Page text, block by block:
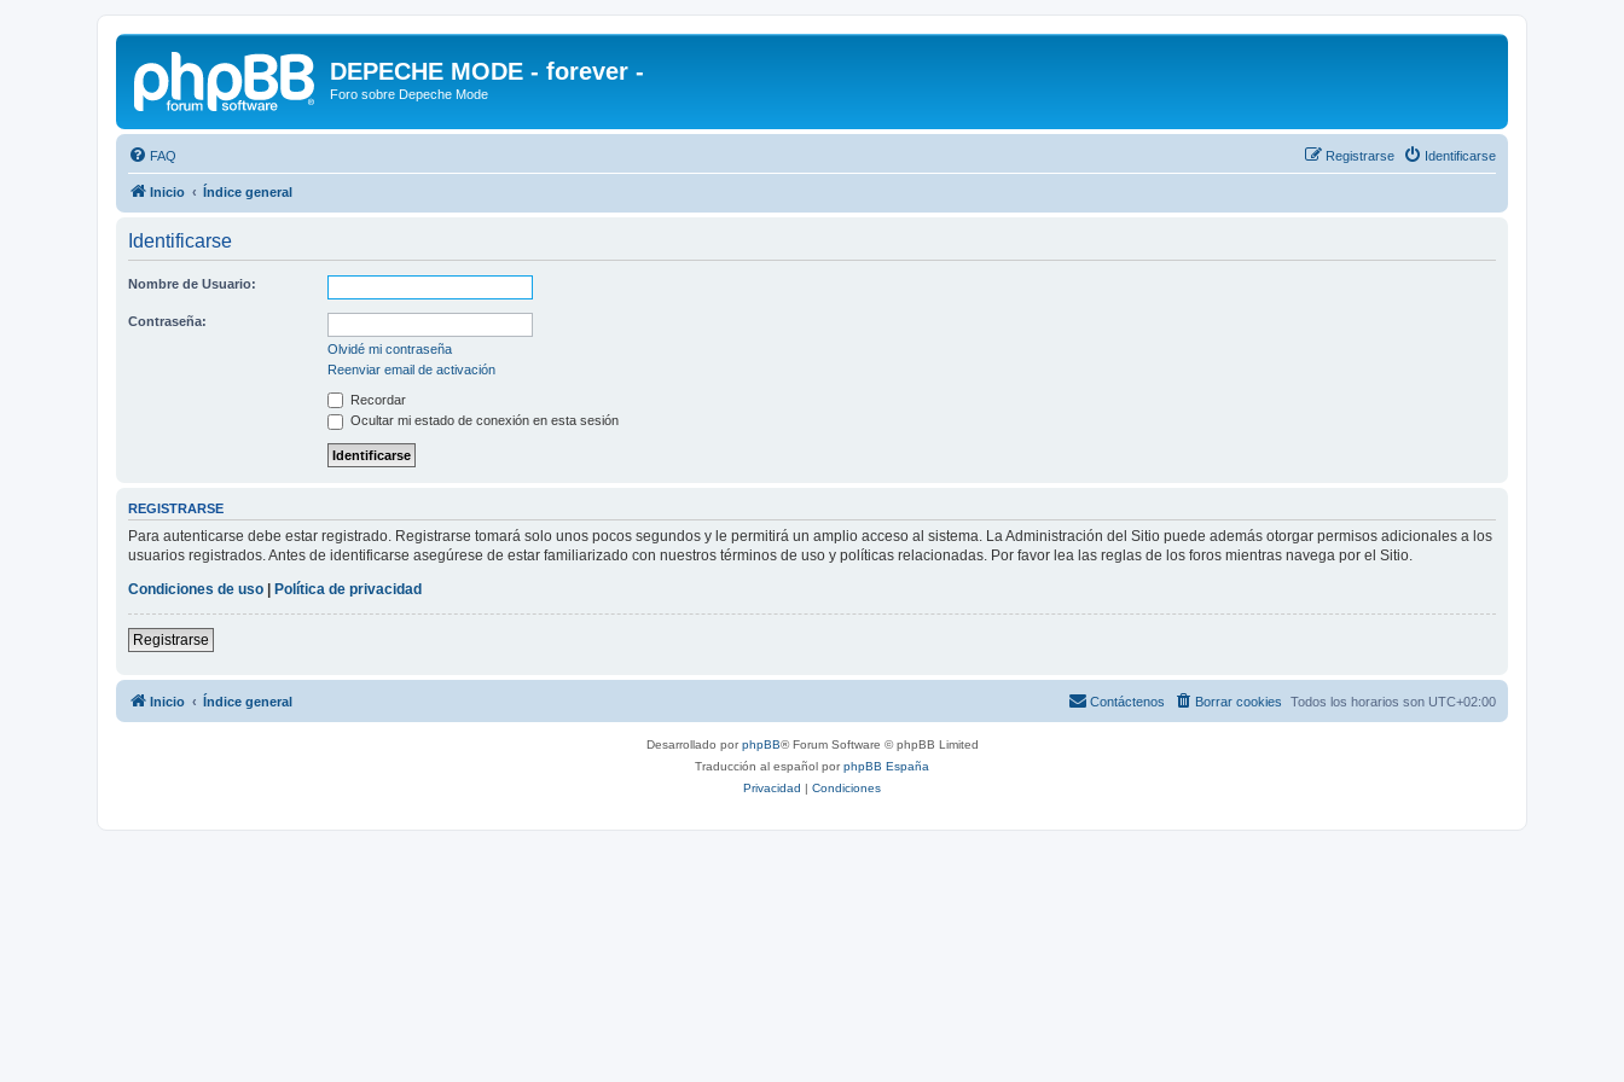
DEPECHE MODE - forever -
Foro sobre Depeche Mode
FAQ Identificarse
Registrarse
Inicio Índice general
Identificarse
Nombre de Usuario:
Contraseña:
Olvidé mi contraseña
Reenviar email de activación
Recordar
Ocultar mi estado de conexión en esta sesión
REGISTRARSE
Para autenticarse debe estar registrado. Registrarse tomará solo unos pocos segundos y le permitirá un amplio acceso al sistema. La Administración del Sitio puede además otorgar permisos adicionales a los
usuarios registrados. Antes de identificarse asegúrese de estar familiarizado con nuestros términos de uso y políticas relacionadas. Por favor lea las reglas de los foros mientras navega por el Sitio.
Condiciones de uso
Política de privacidad
Registrarse
Inicio Índice general Todos los horarios son UTC+02:00
Borrar cookies
Contáctenos
Desarrollado porphpBB® Forum Software © phpBB Limited
Traducción al español porphpBB España
Privacidad | Condiciones